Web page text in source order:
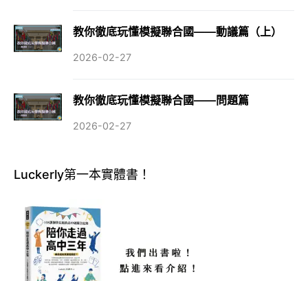
教你徹底玩懂模擬聯合國——動議篇（上）
2026-02-27
教你徹底玩懂模擬聯合國——問題篇
2026-02-27
Luckerly第一本實體書！